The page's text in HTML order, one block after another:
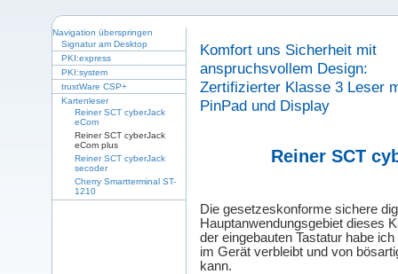
Navigation überspringen
Signatur am Desktop
PKI:express
PKI:system
trustWare CSP+
Kartenleser
Reiner SCT cyberJack
eCom
Reiner SCT cyberJack
eCom plus
Reiner SCT cyberJack
secoder
Cherry Smartterminal ST-
1210
Komfort uns Sicherheit mit
anspruchsvollem Design:
Zertifizierter Klasse 3 Leser
PinPad und Display
Reiner SCT
Die gesetzeskonforme sichere
Hauptanwendungsgebiet dieses
der eingebauten Tastatur habe
im Gerät verbleibt und von
kann.